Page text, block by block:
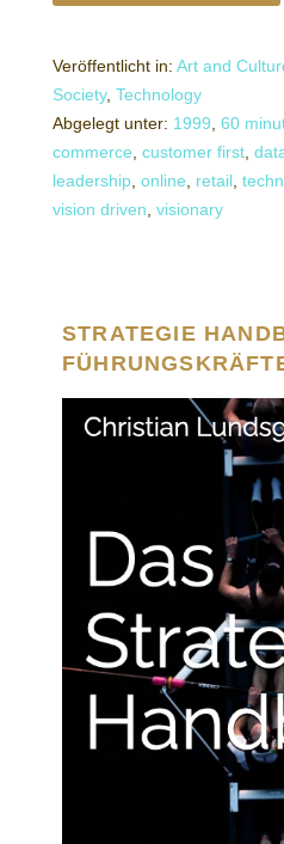
Veröffentlicht in: Art and
Society, Technology
Abgelegt unter: 1999 60
commerce customer first
leadership online retail
vision driven visionary
STRATEGIE